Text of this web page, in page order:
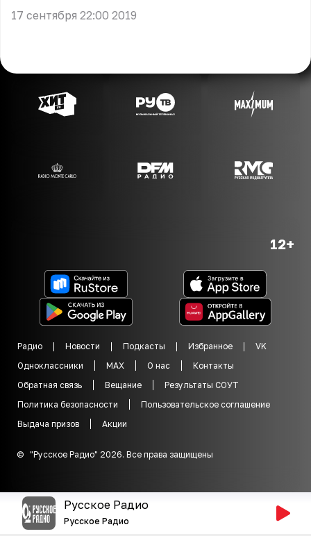
17 сентября 22:00 2019
12+
Радио Новости Подкасты Избранное
VK
Одноклассники
MAX О нас
Контакты
Обратная связь
Вещание
Результаты СОУТ
Политика безопасности
Пользовательское соглашение
Выдача призов
Акции
© "Русское Радио" 2026. Все права защищены
Русское Радио
Русское Радио